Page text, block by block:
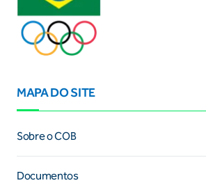
MAPA DO SITE
Sobre o COB
Documentos